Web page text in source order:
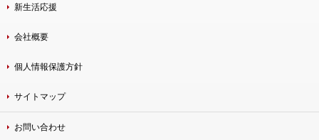
新生活応援
会社概要
個人情報保護方針
サイトマップ
お問い合わせ